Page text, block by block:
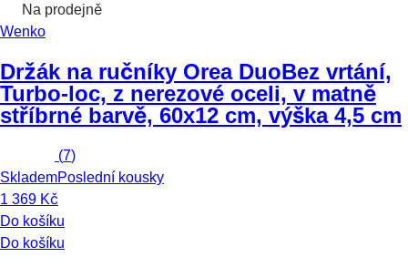
Na prodejně
Wenko
Držák na ručníky Orea DuoBez vrtání,
Turbo-loc, z nerezové oceli, v matně
stříbrné barvě, 60x12 cm, výška 4,5 cm
(7)
SklademPoslední kousky
1 369 Kč
Do košíku
Do košíku